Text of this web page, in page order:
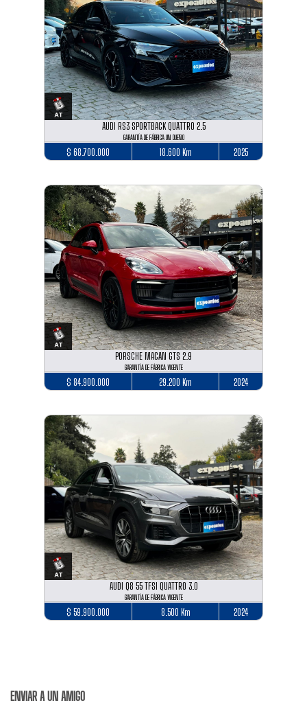
AUDI RS3 SPORTBACK QUATTRO 2.5
GARANTÍA DE FÁBRICA UN DUEÑO
$ 68.700.000 18.600 Km 2025
PORSCHE MACAN GTS 2.9
GARANTÍA DE FÁBRICA VIGENTE
$ 84.900.000 29.200 Km 2024
AUDI Q8 55 TFSI QUATTRO 3.0
GARANTÍA DE FÁBRICA VIGENTE
$ 59.900.000 8.500 Km 2024
ENVIAR A UN AMIGO